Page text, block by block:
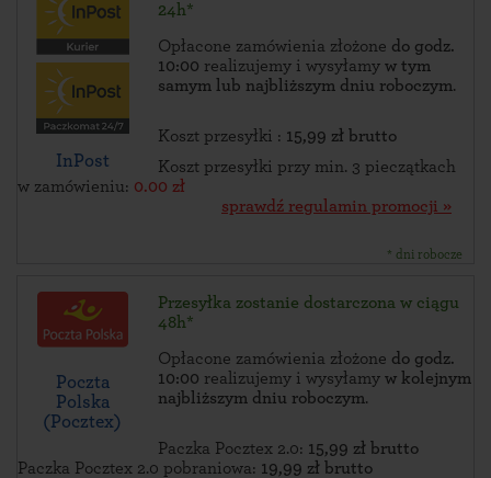
InPost
24h*
Opłacone zamówienia złożone do godz.
10:00 realizujemy i wysyłamy w tym
samym lub najbliższym dniu roboczym.
Koszt przesyłki : 15,99 zł brutto
Koszt przesyłki przy min. 3 pieczątkach
w zamówieniu: 0.00 zł
sprawdź regulamin promocji »
* dni robocze
Poczta
Polska
(Pocztex)
Przesyłka zostanie dostarczona w ciągu
48h*
Opłacone zamówienia złożone do godz.
10:00 realizujemy i wysyłamy w kolejnym
najbliższym dniu roboczym.
Paczka Pocztex 2.0: 15,99 zł brutto
Paczka Pocztex 2.0 pobraniowa: 19,99 zł brutto